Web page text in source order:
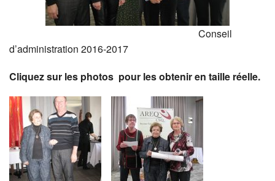
Conseil
d’administration 2016-2017
Cliquez sur les photos pour les obtenir en taille réelle.